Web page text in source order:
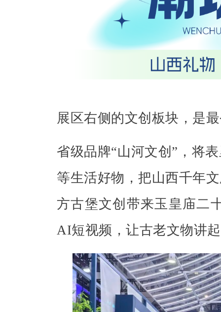
展区右侧的文创板块，是
省级品牌“山河文创”，将
等生活好物，把山西千年
方古堡文创带来玉皇庙二
AI短视频，让古老文物讲